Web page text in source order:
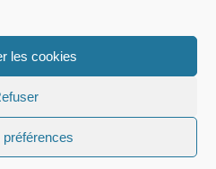
les cookies
préférences
de cookies/Conditions générales